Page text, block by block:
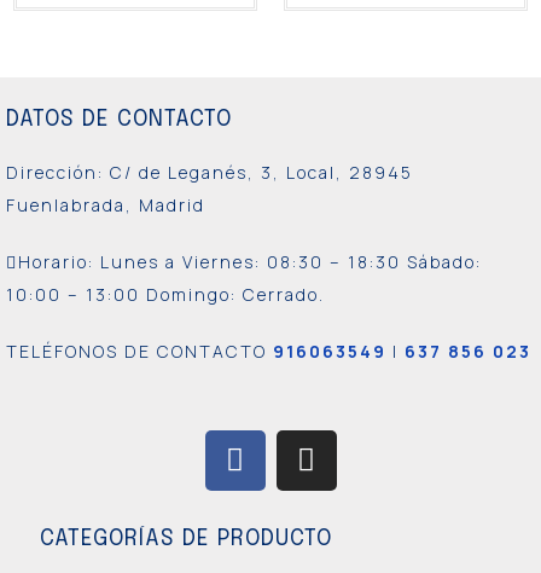
DATOS DE CONTACTO
Dirección: C/ de Leganés, 3, Local, 28945
Fuenlabrada, Madrid
Horario: Lunes a Viernes: 08:30 – 18:30 Sábado:
10:00 – 13:00 Domingo: Cerrado.
TELÉFONOS DE CONTACTO 916063549 | 637 856 023
CATEGORÍAS DE PRODUCTO